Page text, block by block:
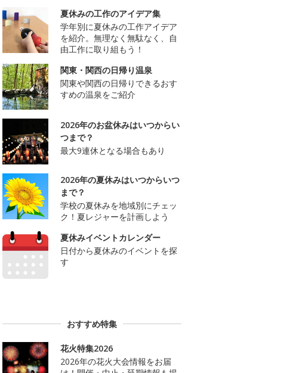
夏休みの工作のアイデア集
学年別に夏休みの工作アイデア
を紹介。無理なく無駄なく、自
由工作に取り組もう！
関東・関西の日帰り温泉
関東や関西の日帰りできるおす
すめの温泉をご紹介
2026年のお盆休みはいつからい
つまで？
最大9連休となる場合もあり
2026年の夏休みはいつからいつ
まで？
学校の夏休みを地域別にチェッ
ク！夏レジャーを計画しよう
夏休みイベントカレンダー
日付から夏休みのイベントを探
す
おすすめ特集
花火特集2026
2026年の花火大会情報をお届